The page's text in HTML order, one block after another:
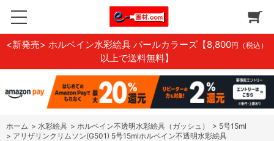
<新発売> ホルベイン水彩絵具 パールカラーズ 【8,800円（税込）
以上で送料無料】
ホーム > 水彩絵具 > ホルベイン不透明水彩絵具（ガッシュ） > 5号15ml
> アリザリンクリムソン(G501) 5号15mlホルベイン不透明水彩絵具